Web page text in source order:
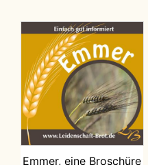
IN DEN WARENKORB LEGEN
Emmer, eine Broschüre